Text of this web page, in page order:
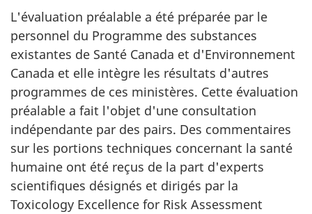
L'évaluation préalable a été préparée par le
personnel du Programme des substances
existantes de Santé Canada et d'Environnement
Canada et elle intègre les résultats d'autres
programmes de ces ministères. Cette évaluation
préalable a fait l'objet d'une consultation
indépendante par des pairs. Des commentaires
sur les portions techniques concernant la santé
humaine ont été reçus de la part d'experts
scientifiques désignés et dirigés par la
Toxicology Excellence for Risk Assessment